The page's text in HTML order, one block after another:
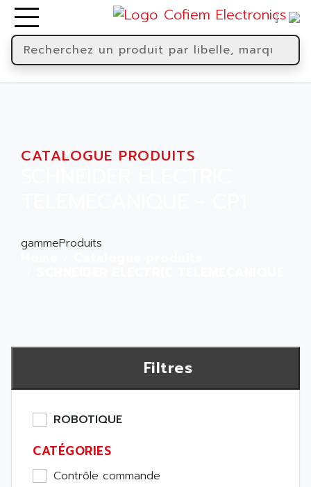
CATALOGUE PRODUITS
gammeProduits
Filtres
ROBOTIQUE
CATÉGORIES
Contrôle commande